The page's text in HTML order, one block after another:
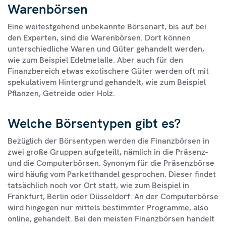
Warenbörsen
Eine weitestgehend unbekannte Börsenart, bis auf bei
den Experten, sind die Warenbörsen. Dort können
unterschiedliche Waren und Güter gehandelt werden,
wie zum Beispiel Edelmetalle. Aber auch für den
Finanzbereich etwas exotischere Güter werden oft mit
spekulativem Hintergrund gehandelt, wie zum Beispiel
Pflanzen, Getreide oder Holz.
Welche Börsentypen gibt es?
Bezüglich der Börsentypen werden die Finanzbörsen in
zwei große Gruppen aufgeteilt, nämlich in die Präsenz-
und die Computerbörsen. Synonym für die Präsenzbörse
wird häufig vom Parketthandel gesprochen. Dieser findet
tatsächlich noch vor Ort statt, wie zum Beispiel in
Frankfurt, Berlin oder Düsseldorf. An der Computerbörse
wird hingegen nur mittels bestimmter Programme, also
online, gehandelt. Bei den meisten Finanzbörsen handelt